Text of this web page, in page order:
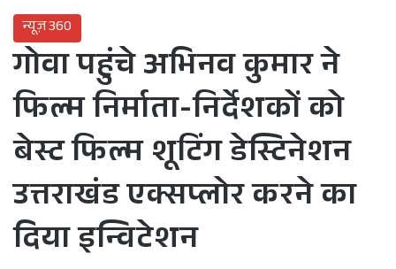
न्यूज़ 360
गोवा पहुंचे अभिनव कुमार ने
फिल्म निर्माता-निर्देशकों को
बेस्ट फिल्म शूटिंग डेस्टिनेशन
उत्तराखंड एक्सप्लोर करने का
दिया इन्विटेशन